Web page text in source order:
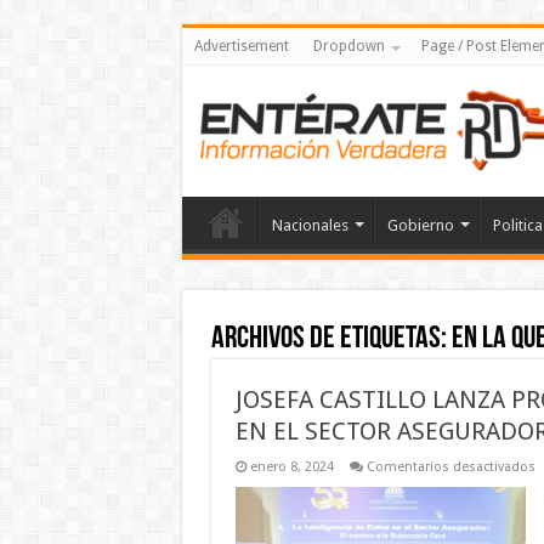
Advertisement Dropdown Page / Post
Nacionales Gobierno Politica
Archivos de etiquetas: en la
JOSEFA CASTILLO LANZA
EN EL SECTOR
enero 8, 2024 Comentarios desactivadosen